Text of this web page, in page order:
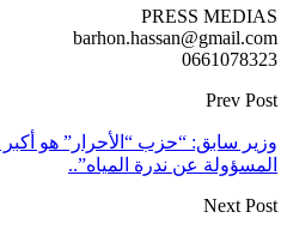
PRESS MEDIAS
barhon.hassan@gmail.com
0661078323
Prev Post
وزير سابق: “حزب “الأحرار” هو
المسؤولة عن ندرة المياه”..
Next Post